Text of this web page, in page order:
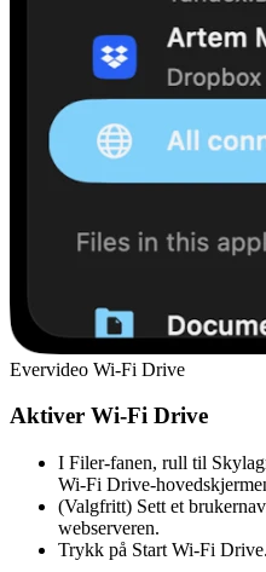
Evervideo Wi-Fi Drive
Aktiver Wi-Fi Drive
I Filer-fanen, rull til
Wi-Fi Drive-
(Valgfritt) Sett et
webserveren.
Trykk på Start Wi-Fi Drive.